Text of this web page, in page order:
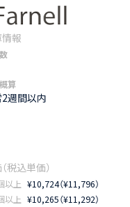
算
週間以内
以上 ¥10,724（¥11,796）
以上 ¥10,265（¥11,292）